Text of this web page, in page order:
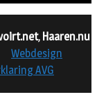
, Haaren.nu
Webdesign
AVG